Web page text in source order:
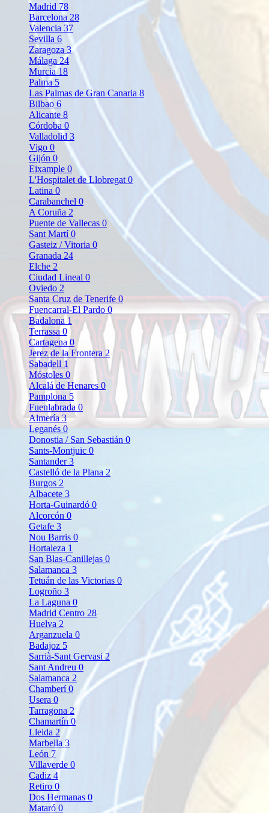
Madrid 78
Barcelona 28
Valencia 37
Sevilla 6
Zaragoza 3
Málaga24
Murcia18
Palma 5
Las Palmas de Gran Canaria 8
Bilbao 6
Alicante 8
Córdoba 0
Valladolid 3
Vigo 0
Gijón 0
Eixample 0
L'Hospitalet de Llobregat 0
Latina 0
Carabanchel 0
A Coruña 2
Puente de Vallecas 0
Sant Martí0
Gasteiz / Vitoria 0
Granada 24
Elche 2
Ciudad Lineal 0
Oviedo 2
Santa Cruz de Tenerife0
Fuencarral-El Pardo 0
Badalona 1
Terrassa 0
Cartagena 0
Jerez de la Frontera 2
Sabadell 1
Móstoles0
Alcalá de Henares 0
Pamplona 5
Fuenlabrada 0
Almería3
Leganés0
Donostia / San Sebastián 0
Sants-Montjuïc 0
Santander3
Castelló de la Plana 2
Burgos 2
Albacete 3
Horta-Guinardó 0
Alcorcón 0
Getafe 3
Nou Barris 0
Hortaleza 1
San Blas-Canillejas 0
Salamanca 3
Tetuán de las Victorias 0
Logroño 3
La Laguna 0
Madrid Centro 28
Huelva 2
Arganzuela 0
Badajoz 5
Sarrià-Sant Gervasi2
Sant Andreu 0
Salamanca 2
Chamberí0
Usera 0
Tarragona 2
Chamartín 0
Lleida 2
Marbella3
León 7
Villaverde 0
Cadiz 4
Retiro 0
Dos Hermanas 0
Mataró 0